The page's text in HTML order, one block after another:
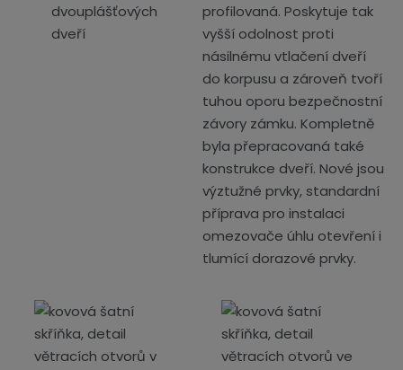
profilovaná. Poskytuje tak
vyšší odolnost proti
násilnému vtlačení dveří
do korpusu a zároveň tvoří
tuhou oporu bezpečnostní
závory zámku. Kompletně
byla přepracovaná také
konstrukce dveří. Nové jsou
výztužné prvky, standardní
příprava pro instalaci
omezovače úhlu otevření i
tlumící dorazové prvky.